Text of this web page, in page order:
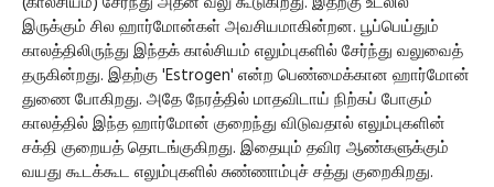
இருக்கும் சில ஹார்மோன்கள் அவசியமாகின்றன. பூப்பெய்தும்
காலத்திலிருந்து இந்தக் கால்சியம் எலும்புகளில் சேர்ந்து வலுவைத்
தருகின்றது. இதற்கு 'Estrogen' என்ற பெண்மைக்கான ஹார்மோன்
துணை போகிறது. அதே நேரத்தில் மாதவிடாய் நிற்கப் போகும்
காலத்தில் இந்த ஹார்மோன் குறைந்து விடுவதால் எலும்புகளின்
சக்தி குறையத் தொடங்குகிறது. இதையும் தவிர ஆண்களுக்கும்
வயது கூடக்கூட எலும்புகளில் சுண்ணாம்புச் சத்து குறைகிறது.